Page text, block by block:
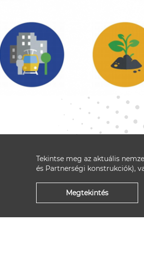
Tekintse meg az aktuális
és Partnerségi konstrukciók),
Megtekintés